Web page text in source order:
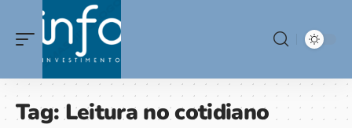
Tag:Leitura no cotidiano